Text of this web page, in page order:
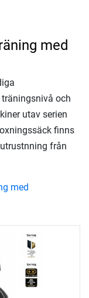
med
och
utav serien
finns
från
med